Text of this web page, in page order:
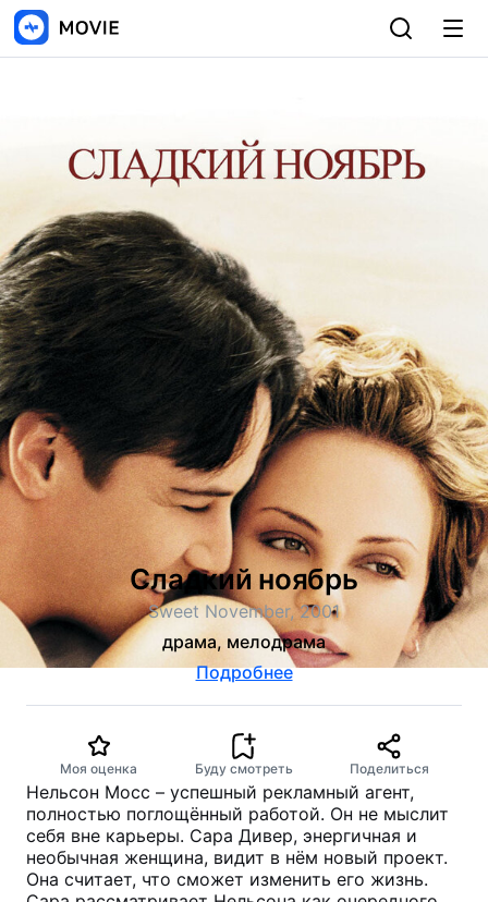
Сладкий ноябрь
Sweet November, 2001
драма, мелодрама
Подробнее
Моя оценка Буду смотреть Поделиться
Нельсон Мосс – успешный рекламный агент,
полностью поглощённый работой. Он не мыслит
себя вне карьеры. Сара Дивер, энергичная и
необычная женщина, видит в нём новый проект.
Она считает, что сможет изменить его жизнь.